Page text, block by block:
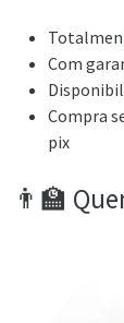
Com
Compra
pix
👨‍🏫